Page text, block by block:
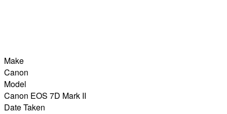
Make
Canon
Model
Canon EOS 7D Mark II
Date Taken